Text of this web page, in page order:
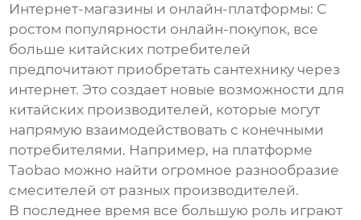
Интернет-магазины и онлайн-платформы: С
ростом популярности онлайн-покупок, все
больше китайских потребителей
предпочитают приобретать сантехнику через
интернет. Это создает новые возможности для
китайских производителей, которые могут
напрямую взаимодействовать с конечными
потребителями. Например, на платформе
Taobao можно найти огромное разнообразие
смесителей от разных производителей.
В последнее время все большую роль играют